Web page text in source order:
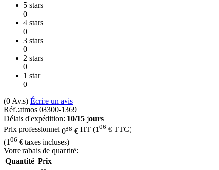
5 stars
0
4 stars
0
3 stars
0
2 stars
0
1 star
0
(0 Avis) Écrire un avis
Réf.:atmos 08300-1369
Délais d'expédition: 10/15 jours
Prix professionnel 088 € HT (1 06 € TTC)
(1 06 € taxes incluses)
Votre rabais de quantité:
Quantité Prix